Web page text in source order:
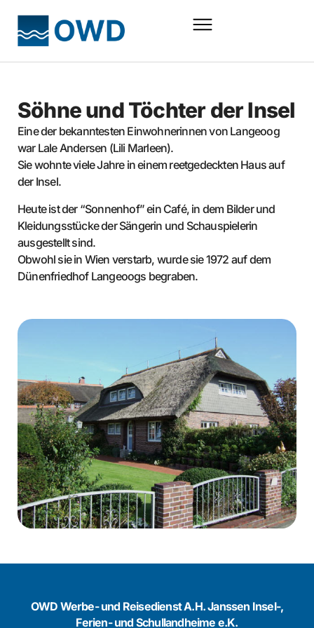
Söhne und Töchter der Insel
Eine der bekanntesten Einwohnerinnen von Langeoog
war Lale Andersen (Lili Marleen).
Sie wohnte viele Jahre in einem reetgedeckten Haus auf
der Insel.
Heute ist der “Sonnenhof” ein Café, in dem Bilder und
Kleidungsstücke der Sängerin und Schauspielerin
ausgestellt sind.
Obwohl sie in Wien verstarb, wurde sie 1972 auf dem
Dünenfriedhof Langeoogs begraben.
OWD Werbe- und Reisedienst A.H. Janssen Insel-,
Ferien- und Schullandheime e.K.